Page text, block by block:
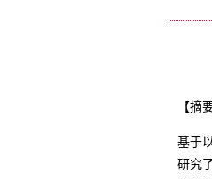
【摘
基于
研究